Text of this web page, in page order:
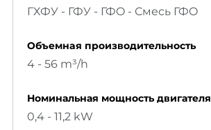
ГХФУ - ГФУ - ГФO - Смесь ГФO
Объемнaя производительность
4 - 56 m³/h
Номинальная мощность двигателя
0,4 - 11,2 kW